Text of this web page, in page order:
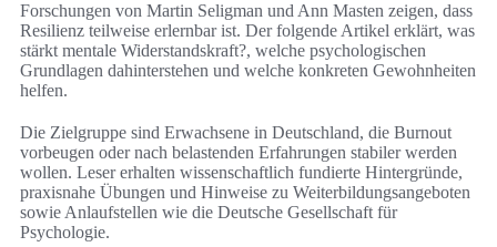
Forschungen von Martin Seligman und Ann Masten zeigen, dass
Resilienz teilweise erlernbar ist. Der folgende Artikel erklärt, was
stärkt mentale Widerstandskraft?, welche psychologischen
Grundlagen dahinterstehen und welche konkreten Gewohnheiten
helfen.
Die Zielgruppe sind Erwachsene in Deutschland, die Burnout
vorbeugen oder nach belastenden Erfahrungen stabiler werden
wollen. Leser erhalten wissenschaftlich fundierte Hintergründe,
praxisnahe Übungen und Hinweise zu Weiterbildungsangeboten
sowie Anlaufstellen wie die Deutsche Gesellschaft für
Psychologie.